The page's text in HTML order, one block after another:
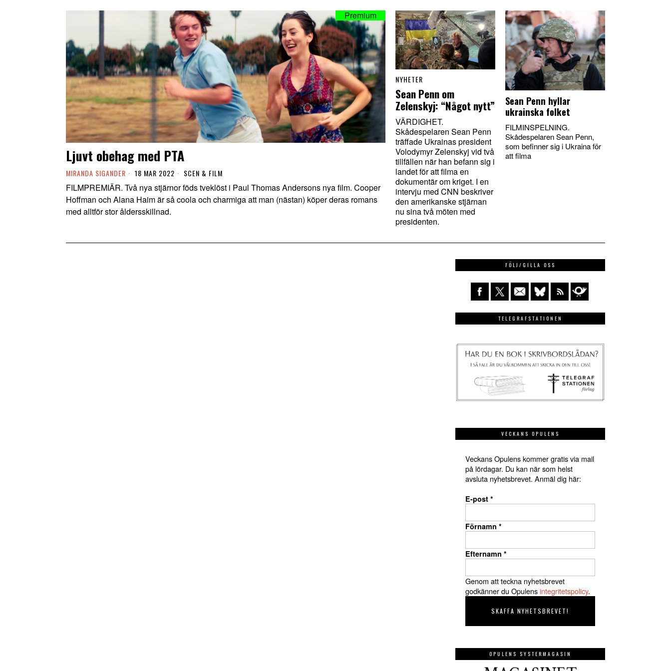
Ljuvt obehag med PTA
MIRANDA SIGANDER 18 MAR 2022 SCEN & FILM
FILMPREMIÄR. Två nya stjärnor föds tveklöst i Paul Thomas Andersons nya film. Cooper
Hoffman och Alana Haim är så coola och charmiga att man (nästan) köper deras romans
med alltför stor åldersskillnad.
NYHETER
Sean Penn om
Zelenskyj: “Något nytt”
VÄRDIGHET.
Skådespelaren Sean Penn
träffade Ukrainas president
Volodymyr Zelenskyj vid två
tillfällen när han befann sig i
landet för att filma en
dokumentär om kriget. I en
intervju med CNN beskriver
den amerikanske stjärnan
nu sina två möten med
presidenten.
Sean Penn hyllar
ukrainska folket
FILMINSPELNING.
Skådespelaren Sean Penn,
som befinner sig i Ukraina för
att filma
FÖLJ/GILLA OSS
TELEGRAFSTATIONEN
VECKANS OPULENS
Veckans Opulens kommer gratis via mail
på lördagar. Du kan när som helst
avsluta nyhetsbrevet. Anmäl dig här:
E-post *
Förnamn *
Efternamn *
Genom att teckna nyhetsbrevet
godkänner du Opulensintegritetspolicy.
OPULENS SYSTERMAGASIN